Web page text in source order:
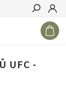
Hledat
UFC -